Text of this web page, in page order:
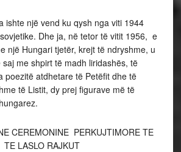
ishte një vend ku qysh nga viti 1944
Dhe ja, në tetor të vitit 1956, e
një Hungari tjetër, krejt të ndryshme, u
me shpirt të madh liridashës, të
poezitë atdhetare të Petëfit dhe të
të Listit, dy prej figurave më të
CEREMONINE PERKUJTIMORE TE
LASLO RAJKUT